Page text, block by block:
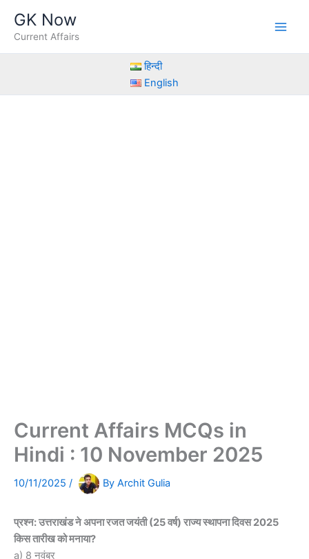
content
GK Now
Current Affairs
हिन्दी
English
Current Affairs MCQs in
Hindi : 10 November 2025
10/11/2025 / By Archit Gulia
प्रश्न: उत्तराखंड ने अपना रजत जयंती (25 वर्ष) राज्य स्थापना दिवस 2025
किस तारीख को मनाया?
a) 8 नवंबर